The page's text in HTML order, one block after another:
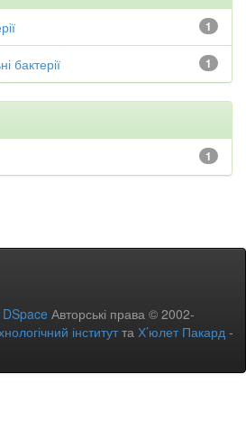
1
1
бактерії
1
Авторські права © 2002-
інститутта Х’юлет Пакард -